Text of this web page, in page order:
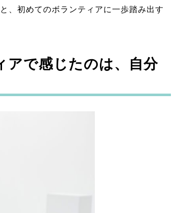
、初めてのボランティアに一歩踏み出す
で感じたのは、自分